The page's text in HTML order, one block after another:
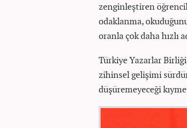
zenginleştiren
odaklanma,
oranla çok daha hızlı
Türkiye Yazarlar
zihinsel gelişimi
düşüremeyeceği